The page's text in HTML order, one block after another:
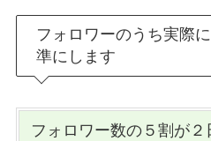
フォロワーのうち実際
準にします
フォロワー数の５割が２